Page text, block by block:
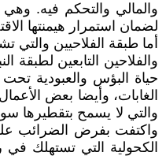
والمالي والتحكم فيه. وهي
لضمان استمرار هيمنتها
حياة البؤس والعبودية
الغابات، وأيضا بعض